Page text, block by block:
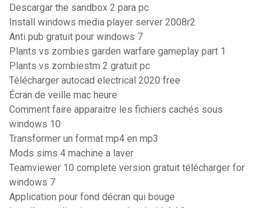
Descargar the sandbox 2 para pc
Install windows media player server 2008r2
Anti pub gratuit pour windows 7
Plants vs zombies garden warfare gameplay part 1
Plants vs zombiestm 2 gratuit pc
Télécharger autocad electrical 2020 free
Écran de veille mac heure
Comment faire apparaitre les fichiers cachés sous
windows 10
Transformer un format mp4 en mp3
Mods sims 4 machine a laver
Teamviewer 10 complete version gratuit télécharger for
windows 7
Application pour fond décran qui bouge